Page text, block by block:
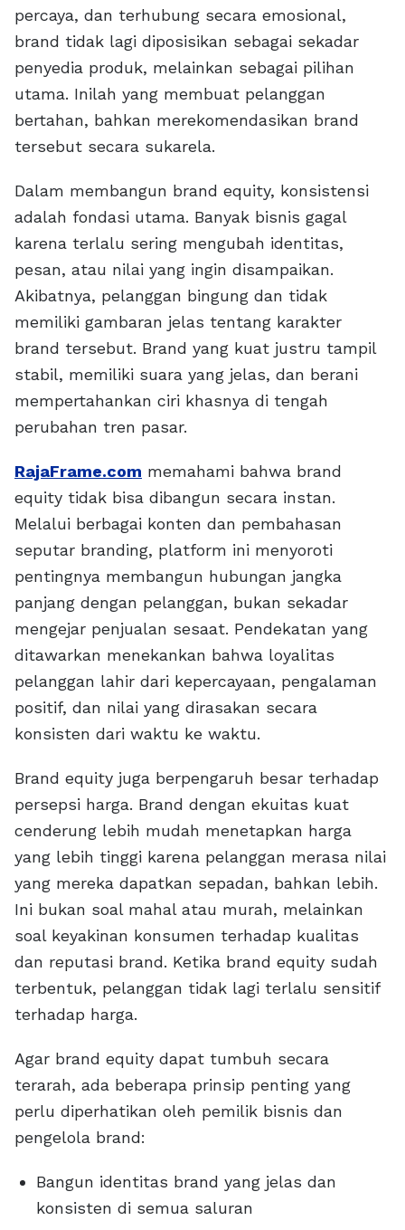
percaya, dan terhubung secara emosional,
brand tidak lagi diposisikan sebagai sekadar
penyedia produk, melainkan sebagai pilihan
utama. Inilah yang membuat pelanggan
bertahan, bahkan merekomendasikan brand
tersebut secara sukarela.
Dalam membangun brand equity, konsistensi
adalah fondasi utama. Banyak bisnis gagal
karena terlalu sering mengubah identitas,
pesan, atau nilai yang ingin disampaikan.
Akibatnya, pelanggan bingung dan tidak
memiliki gambaran jelas tentang karakter
brand tersebut. Brand yang kuat justru tampil
stabil, memiliki suara yang jelas, dan berani
mempertahankan ciri khasnya di tengah
perubahan tren pasar.
RajaFrame.com memahami bahwa brand
equity tidak bisa dibangun secara instan.
Melalui berbagai konten dan pembahasan
seputar branding, platform ini menyoroti
pentingnya membangun hubungan jangka
panjang dengan pelanggan, bukan sekadar
mengejar penjualan sesaat. Pendekatan yang
ditawarkan menekankan bahwa loyalitas
pelanggan lahir dari kepercayaan, pengalaman
positif, dan nilai yang dirasakan secara
konsisten dari waktu ke waktu.
Brand equity juga berpengaruh besar terhadap
persepsi harga. Brand dengan ekuitas kuat
cenderung lebih mudah menetapkan harga
yang lebih tinggi karena pelanggan merasa nilai
yang mereka dapatkan sepadan, bahkan lebih.
Ini bukan soal mahal atau murah, melainkan
soal keyakinan konsumen terhadap kualitas
dan reputasi brand. Ketika brand equity sudah
terbentuk, pelanggan tidak lagi terlalu sensitif
terhadap harga.
Agar brand equity dapat tumbuh secara
terarah, ada beberapa prinsip penting yang
perlu diperhatikan oleh pemilik bisnis dan
pengelola brand:
Bangun identitas brand yang jelas dan
konsisten di semua saluran